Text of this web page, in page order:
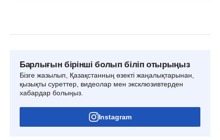
Барлығын бірінші болып біліп отырыңыз
Бізге жазылып, Қазақстанның өзекті жаңалықтарынан,
қызықты суреттер, видеолар мен эксклюзивтерден
хабардар болыңыз.
Instagram